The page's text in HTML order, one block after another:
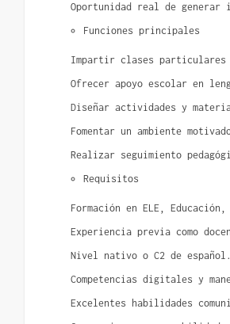
Oportunidad real de generar
Funciones principales
Impartir clases particulares
Ofrecer apoyo escolar en
Diseñar actividades y
Fomentar un ambiente
Realizar seguimiento
Requisitos
Formación en ELE,
Experiencia previa como
Nivel nativo o C2 de español.
Competencias digitales y
Excelentes habilidades